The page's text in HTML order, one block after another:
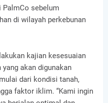
PalmCo sebelum
di wilayah perkebunan
kajian kesesuaian
akan digunakan
dari kondisi tanah,
faktor iklim. “Kami ingin